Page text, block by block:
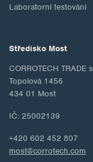
Laboratorní testování
Středisko Most
CORROTECH TRADE
Topolová 1456
434 01 Most
IČ: 25002139
+420 602 452 807
most@corrotech.com